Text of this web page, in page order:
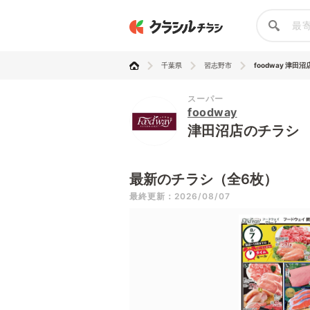
千葉県 習志野市 foodway 津田沼
スーパー
foodway
津田沼店のチラシ
最新のチラシ（全6枚）
最終更新：2026/08/07